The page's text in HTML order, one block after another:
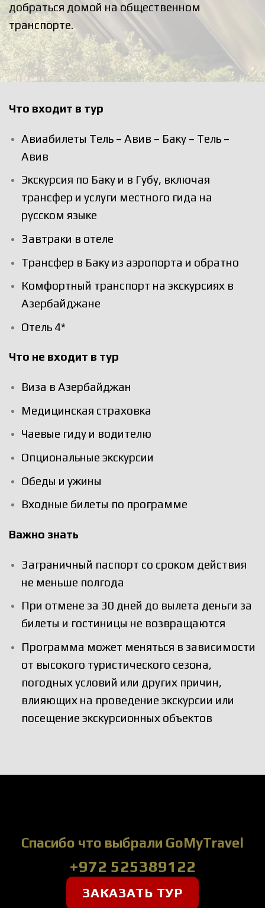
добраться домой на общественном
транспорте.
Что входит в тур
Авиабилеты Тель – Авив – Баку – Тель –
Авив
Экскурсия по Баку и в Губу, включая
трансфер и услуги местного гида на
русском языке
Завтраки в отеле
Трансфер в Баку из аэропорта и обратно
Комфортный транспорт на экскурсиях в
Азербайджане
Отель 4*
Что не входит в тур
Виза в Азербайджан
Медицинская страховка
Чаевые гиду и водителю
Опциональные экскурсии
Обеды и ужины
Входные билеты по программе
Важно знать
Заграничный паспорт со сроком действия
не меньше полгода
При отмене за 30 дней до вылета деньги за
билеты и гостиницы не возвращаются
Программа может меняться в зависимости
от высокого туристического сезона,
погодных условий или других причин,
влияющих на проведение экскурсии или
посещение экскурсионных объектов
Спасибо что выбрали GoMyTravel
+972 525389122
ЗАКАЗАТЬ ТУР